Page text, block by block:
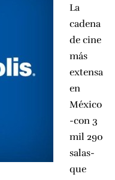
La
cadena
de cine
más
extensa
en
México
-con 3
mil 290
salas-
que